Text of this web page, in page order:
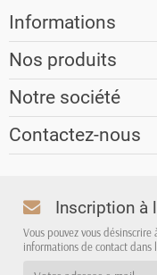
Informations
Nos produits
Notre société
Contactez-nous
Inscription à
Vous pouvez vous
informations de contact